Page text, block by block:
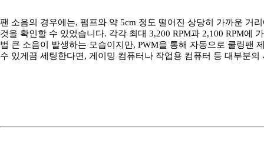
팬 소음의 경우에는, 펌프와 약 5cm 정도 떨어진 상당히 가까운 거
것을 확인할 수 있었습니다. 각각 최대 3,200 RPM과 2,100 RPM에
법 큰 소음이 발생하는 모습이지만, PWM을 통해 자동으로 쿨링팬
수 있게끔 세팅한다면, 게이밍 컴퓨터나 작업용 컴퓨터 등 대부분